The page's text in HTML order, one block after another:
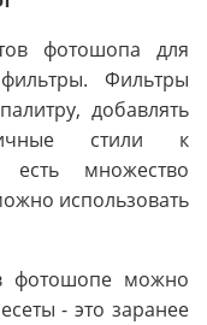
фотошопа для
Фильтры
добавлять
стили к
множество
использовать
фотошопе можно
- это заранее